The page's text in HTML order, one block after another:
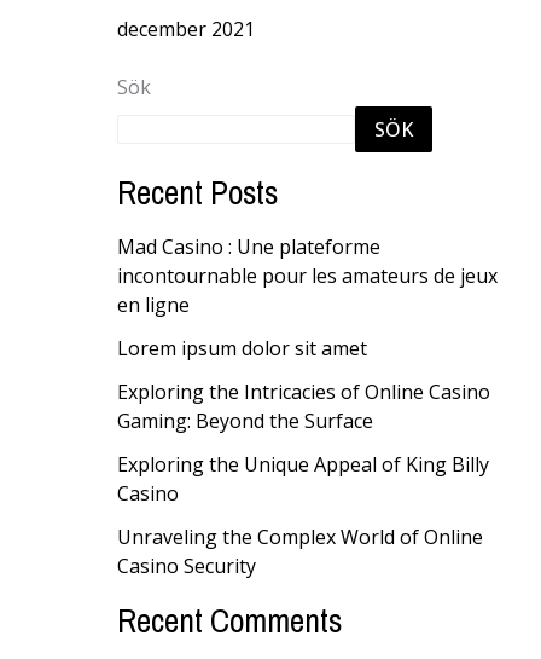
december 2021
Sök
SÖK
Recent Posts
Mad Casino : Une plateforme
incontournable pour les amateurs de jeux
en ligne
Lorem ipsum dolor sit amet
Exploring the Intricacies of Online Casino
Gaming: Beyond the Surface
Exploring the Unique Appeal of King Billy
Casino
Unraveling the Complex World of Online
Casino Security
Recent Comments